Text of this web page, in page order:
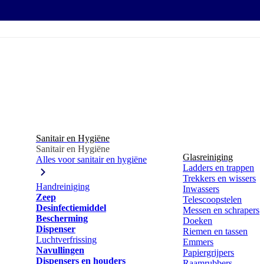
Sanitair en Hygiëne
Sanitair en Hygiëne
Alles voor sanitair en hygiëne
Handreiniging
Zeep
Desinfectiemiddel
Bescherming
Dispenser
Luchtverfrissing
Navullingen
Dispensers en houders
Glasreiniging
Ladders en trappen
Trekkers en wissers
Inwassers
Telescoopstelen
Messen en schrapers
Doeken
Riemen en tassen
Emmers
Papiergrijpers